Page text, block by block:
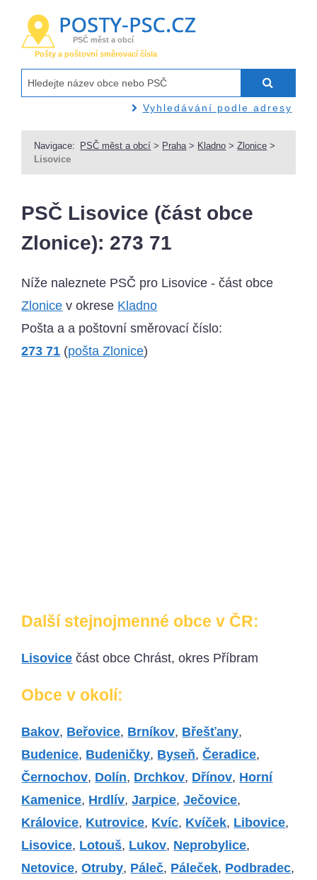
PSČ měst a obcí
Pošty a poštovní směrovací čísla
Vyhledávání podle adresy
Navigace: PSČ měst a obcí > Praha > Kladno >Zlonice >
Lisovice
PSČ Lisovice (část obce
Zlonice): 273 71
Níže naleznete PSČ pro Lisovice - část obce
Zlonice v okrese Kladno
Pošta a a poštovní směrovací číslo:
273 71 (pošta Zlonice)
Další stejnojmenné obce v ČR:
Lisovice část obce Chrást, okres Příbram
Obce v okolí:
Bakov, Beřovice, Brníkov, Břešťany,
Budenice, Budeničky, Byseň,Čeradice,
Černochov, Dolín, Drchkov, Dřínov, Horní
Kamenice, Hrdlív,Jarpice,Ječovice,
Královice, Kutrovice, Kvíc, Kvíček, Libovice,
Lisovice, Lotouš, Lukov, Neprobylice,
Netovice,Otruby, Páleč, Páleček, Podbradec,